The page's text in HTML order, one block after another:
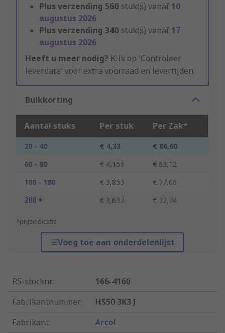
Plus verzending 560 stuk(s) vanaf 10
augustus 2026
Plus verzending 340 stuk(s) vanaf 17
augustus 2026
Heeft u meer nodig? Klik op 'Controleer
leverdata' voor extra voorraad en levertijden.
Bulkkorting
Aantal stuks Per stuk Per Zak*
20 - 40 € 4,33
€ 86,60
60 - 80
€ 4,156
€ 83,12
100 - 180
€ 3,853
€ 77,06
200 +
€ 3,637 € 72,74
*prijsindicatie
Voeg toe aan onderdelenlijst
RS-stocknr.:
166-4160
Fabrikantnummer:
HS50 3K3 J
Fabrikant: Arcol